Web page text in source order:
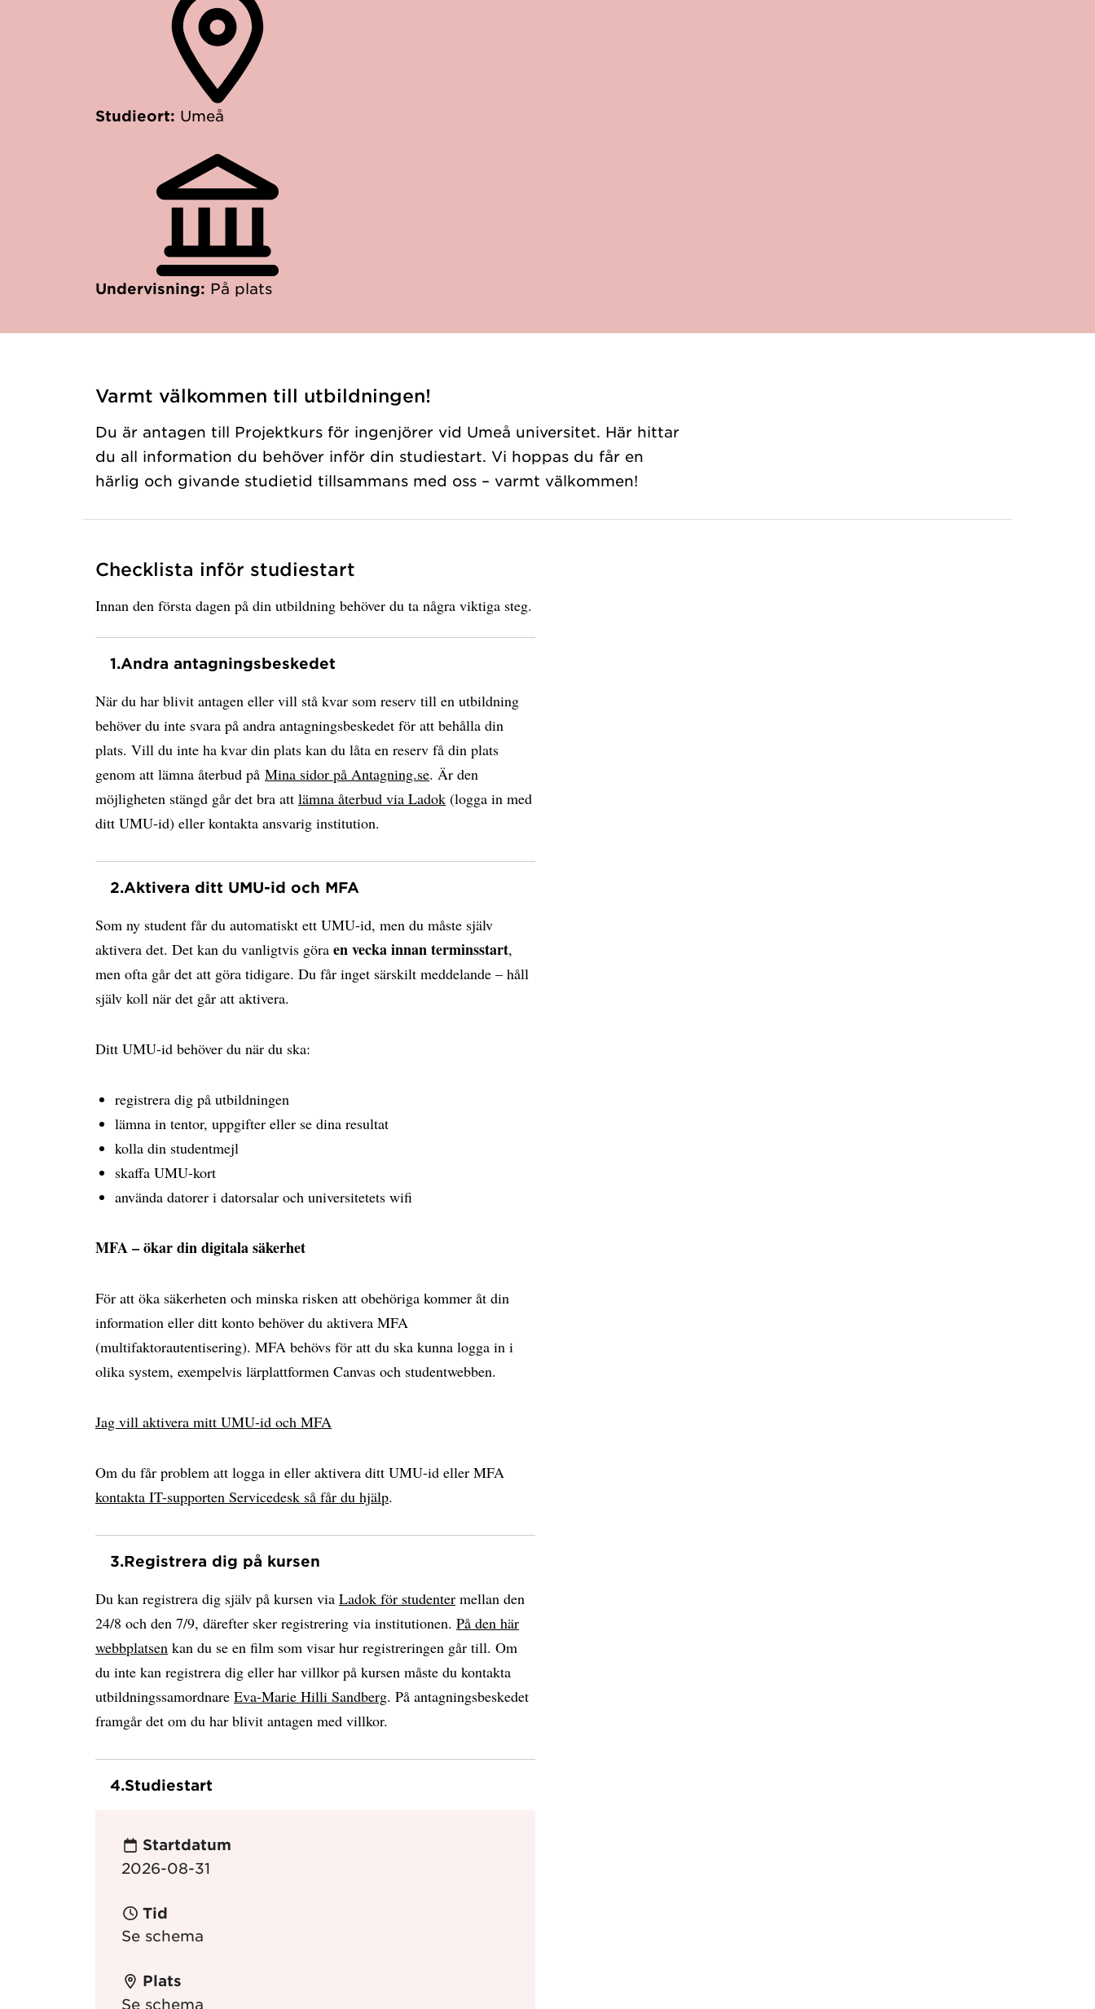
Studieort: Umeå
Undervisning: På plats
Varmt välkommen till utbildningen!
Du är antagen till Projektkurs för ingenjörer vid Umeå universitet. Här hittar
du all information du behöver inför din studiestart. Vi hoppas du får en
härlig och givande studietid tillsammans med oss – varmt välkommen!
Checklista inför studiestart
Innan den första dagen på din utbildning behöver du ta några viktiga steg.
1.Andra antagningsbeskedet
När du har blivit antagen eller vill stå kvar som reserv till en utbildning
behöver du inte svara på andra antagningsbeskedet för att behålla din
plats. Vill du inte ha kvar din plats kan du låta en reserv få din plats
genom att lämna återbud på Mina sidor på Antagning.se. Är den
möjligheten stängd går det bra att lämna återbud via Ladok (logga in med
ditt UMU-id) eller kontakta ansvarig institution.
2.Aktivera ditt UMU-id och MFA
Som ny student får du automatiskt ett UMU-id, men du måste själv
aktivera det. Det kan du vanligtvis göra en vecka innan terminsstart,
men ofta går det att göra tidigare. Du får inget särskilt meddelande – håll
själv koll när det går att aktivera.
Ditt UMU-id behöver du när du ska:
registrera dig på utbildningen
lämna in tentor, uppgifter eller se dina resultat
kolla din studentmejl
skaffa UMU-kort
använda datorer i datorsalar och universitetets wifi
MFA – ökar din digitala säkerhet
För att öka säkerheten och minska risken att obehöriga kommer åt din
information eller ditt konto behöver du aktivera MFA
(multifaktorautentisering). MFA behövs för att du ska kunna logga in i
olika system, exempelvis lärplattformen Canvas och studentwebben.
Jag vill aktivera mitt UMU-id och MFA
Om du får problem att logga in eller aktivera ditt UMU-id eller MFA
kontakta IT-supporten Servicedesk så får du hjälp.
3.Registrera dig på kursen
Du kan registrera dig själv på kursen via Ladok för studenter mellan den
24/8 och den 7/9, därefter sker registrering via institutionen. På den här
webbplatsen kan du se en film som visar hur registreringen går till. Om
du inte kan registrera dig eller har villkor på kursen måste du kontakta
utbildningssamordnare Eva-Marie Hilli Sandberg. På antagningsbeskedet
framgår det om du har blivit antagen med villkor.
4.Studiestart
Startdatum
2026-08-31
Tid
Se schema
Plats
Se schema